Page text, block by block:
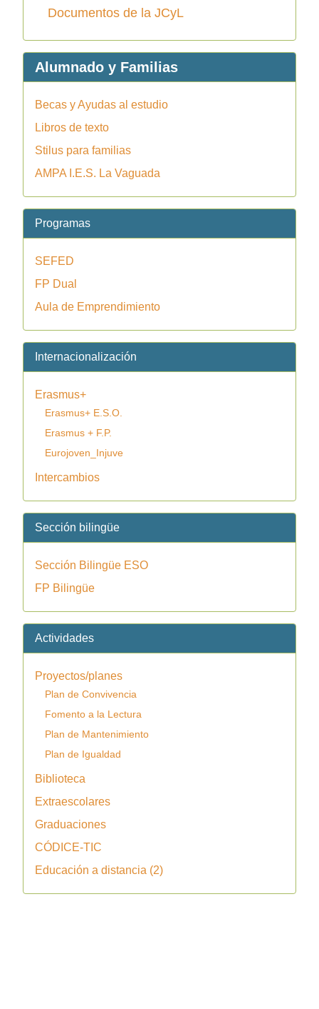
Documentos de la JCyL
Alumnado y Familias
Becas y Ayudas al estudio
Libros de texto
Stilus para familias
AMPA I.E.S. La Vaguada
Programas
SEFED
FP Dual
Aula de Emprendimiento
Internacionalización
Erasmus+
Erasmus+ E.S.O.
Erasmus + F.P.
Eurojoven_Injuve
Intercambios
Sección bilingüe
Sección Bilingüe ESO
FP Bilingüe
Actividades
Proyectos/planes
Plan de Convivencia
Fomento a la Lectura
Plan de Mantenimiento
Plan de Igualdad
Biblioteca
Extraescolares
Graduaciones
CÓDICE-TIC
Educación a distancia (2)